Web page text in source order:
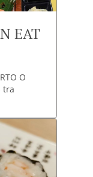
EAT
O
tra